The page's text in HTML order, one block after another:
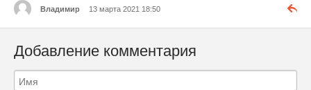
Владимир 13 марта 2021 18:50
Добавление комментария